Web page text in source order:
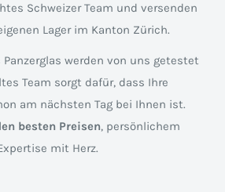
Schweizer Team und versenden
Lager im Kanton Zürich.
werden von uns getestet
Team sorgt dafür, dass Ihre
am nächsten Tag bei Ihnen ist.
besten Preisen, persönlichem
mit Herz.